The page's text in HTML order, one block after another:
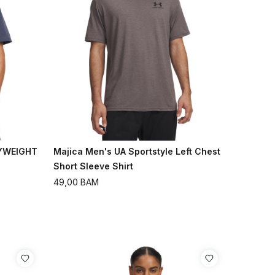
Majica Men's UA Sportstyle Left Chest
Short Sleeve Shirt
49,00 BAM